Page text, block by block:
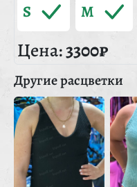
S M
Цена:3300₽
Другие расцветки